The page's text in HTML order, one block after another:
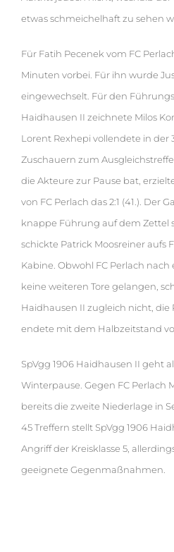
etwas schmeichelhaft zu sehen
Für Fatih Pecenek vom FC
Minuten vorbei. Für ihn wurde
eingewechselt. Für den
Haidhausen II zeichnete Milos
Lorent Rexhepi vollendete in der
Zuschauern zum
die Akteure zur Pause bat,
von FC Perlach das 2:1 (41.). Der
knappe Führung auf dem Zettel
schickte Patrick Moosreiner aufs
Kabine. Obwohl FC Perlach
keine weiteren Tore gelangen,
Haidhausen II zugleich nicht, die
endete mit dem Halbzeitstand
SpVgg 1906 Haidhausen II geht
Winterpause. Gegen FC Perlach
bereits die zweite Niederlage in
45 Treffern stellt SpVgg 1906
Angriff der Kreisklasse 5,
geeignete Gegenmaßnahmen.